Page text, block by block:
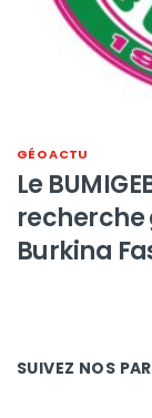
GÉO ACTU
Le
recherche
Burkina
SUIVEZ NOS